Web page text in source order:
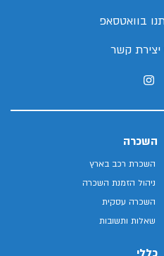
בוואטסאפ
קשר
השכרה
השכרת רכב בארץ
ניהול הזמנת השכרה
השכרה עסקית
שאלות ותשובות
כללי